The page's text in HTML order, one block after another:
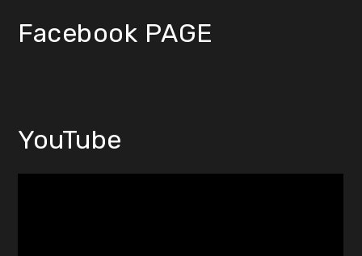
Facebook PAGE
YouTube